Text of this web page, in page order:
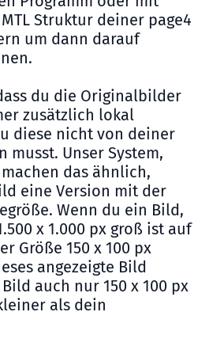
Struktur deiner page4
um dann darauf
du die Originalbilder
zusätzlich lokal
diese nicht von deiner
Unser System,
das ähnlich,
eine Version mit der
Wenn du ein Bild,
x 1.000 px groß ist auf
Größe 150 x 100 px
angezeigte Bild
auch nur 150 x 100 px
als dein